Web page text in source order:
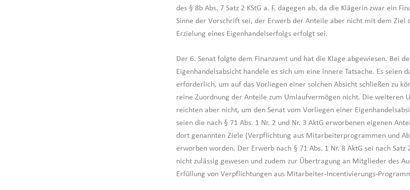
des § 8b Abs. 7 Satz 2 KStG a. F. dagegen ab, da die Klägerin zwar ein
Sinne der Vorschrift sei, der Erwerb der Anteile aber nicht mit dem Ziel
Erzielung eines Eigenhandelserfolgs erfolgt sei.
Der 6. Senat folgte dem Finanzamt und hat die Klage abgewiesen. Bei
Eigenhandelsabsicht handele es sich um eine innere Tatsache. Es seien
erforderlich, um auf das Vorliegen einer solchen Absicht schließen zu
reine Zuordnung der Anteile zum Umlaufvermögen nicht. Die weiteren
reichten aber nicht, um den Senat vom Vorliegen einer
seien die nach § 71 Abs. 1 Nr. 2 und Nr. 3 AktG erworbenen eigenen
dort genannten Ziele (Verpflichtung aus Mitarbeiterprogrammen und
erworben worden. Der Erwerb nach § 71 Abs. 1 Nr. 8 AktG sei nach Satz
nicht zulässig gewesen und zudem zur Übertragung an Mitglieder des
Erfüllung von Verpflichtungen aus Mitarbeiter-Incentivierungs-